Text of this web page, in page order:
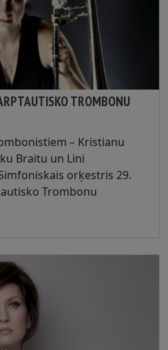
TROMBONU
– Kristianu
Braitu un Lini
orķestris 29.
Trombonu